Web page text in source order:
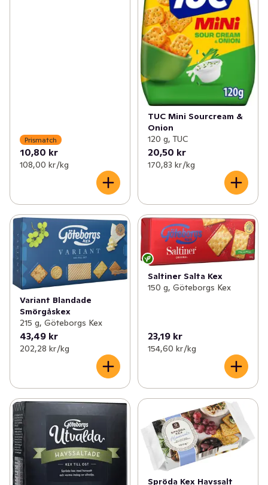
Prismatch
10,80 kr
108,00 kr /kg
TUC Mini Sourcream &
Onion
120 g, TUC
20,50 kr
170,83 kr /kg
Variant Blandade
Smörgåskex
215 g, Göteborgs Kex
43,49 kr
202,28 kr /kg
Saltiner Salta Kex
150 g, Göteborgs Kex
23,19 kr
154,60 kr /kg
Spröda Kex Havssalt